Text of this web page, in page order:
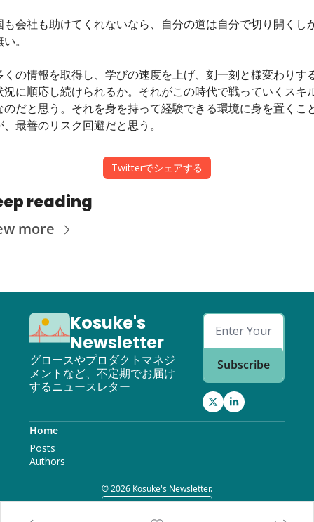
も会社も助けてくれないなら、自分の道は自分で切り開くし
。
くの情報を取得し、学びの速度を上げ、刻一刻と様変わりす
況に順応し続けられるか。それがこの時代で戦っていくスキ
のだと思う。それを身を持って経験できる環境に身を置くこ
、最善のリスク回避だと思う。
Twitterでシェアする
reading
more
Kosuke's
Newsletter
グロースやプロダクトマネジ
メントなど、不定期でお届け
するニュースレター
Subscribe
Home
Posts
Authors
© 2026 Kosuke's Newsletter.